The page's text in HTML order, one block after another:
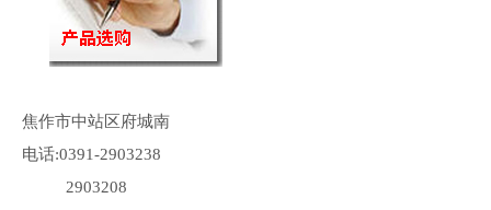
焦作市中站区府城南
电话:0391-2903238
2903208